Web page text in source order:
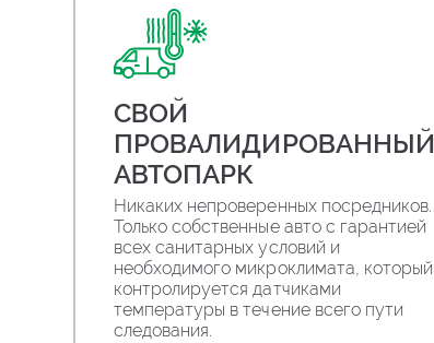
СВОЙ
ПРОВАЛИДИРОВАННЫЙ
АВТОПАРК
Никаких непроверенных посредников.
Только собственные авто с гарантией
всех санитарных условий и
необходимого микроклимата, который
контролируется датчиками
температуры в течение всего пути
следования.